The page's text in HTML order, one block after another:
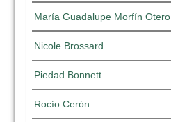
María Guadalupe Morfín Otero
Nicole Brossard
Piedad Bonnett
Rocío Cerón